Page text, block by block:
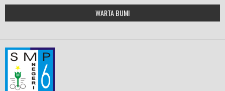
Tes Matrikulasi 2019
Google Maps Generator by
embedgooglemap.net
WARTA BUMI